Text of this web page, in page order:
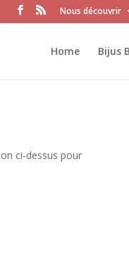
Nous découvrir
Home Bijus
ci-dessus pour